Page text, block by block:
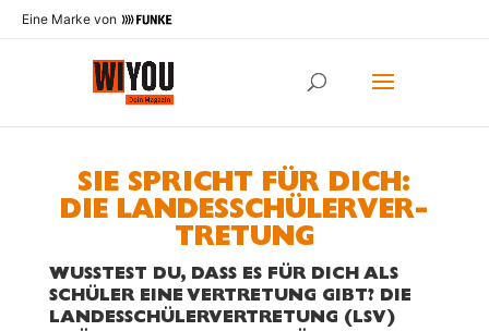
Eine Marke von
SIE SPRICHT FÜR DICH:
DIE LANDESSCHÜLER­VER­
TRETUNG
WUSSTEST DU, DASS ES FÜR DICH ALS
SCHÜLER EINE VERTRETUNG GIBT? DIE
LANDESSCHÜLER­VER­TRETUNG (LSV)